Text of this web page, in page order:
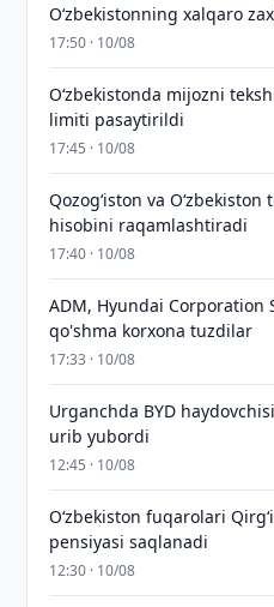
O‘zbekistonning xalqaro
17:50 · 10/08
O‘zbekistonda mijozni
limiti pasaytirildi
17:45 · 10/08
Qozog‘iston va
hisobini raqamlashtiradi
17:40 · 10/08
ADM, Hyundai Corporation
qo'shma korxona tuzdilar
17:33 · 10/08
Urganchda BYD
urib yubordi
12:45 · 10/08
O‘zbekiston fuqarolari
pensiyasi saqlanadi
12:30 · 10/08